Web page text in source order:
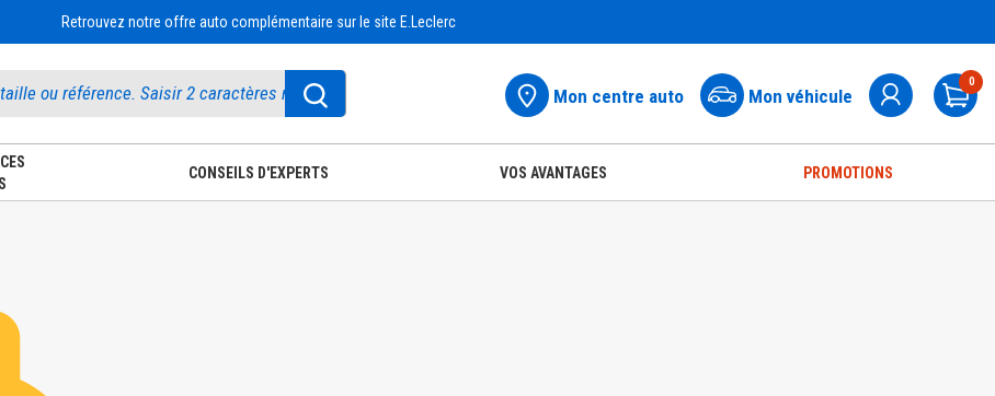
Retrouvez notre offre auto complémentaire sur le site E.Leclerc
Mon centre auto Mon véhicule
0
CONSEILS D'EXPERTS VOS AVANTAGES PROMOTIONS